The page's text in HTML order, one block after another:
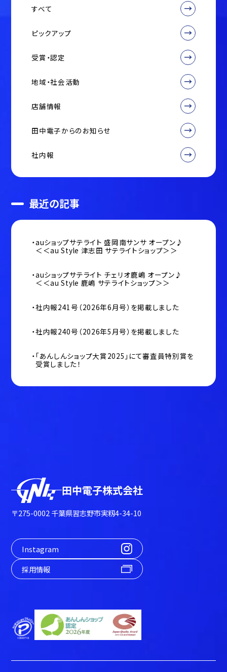
すべて
ピックアップ
受賞・認定
地域・社会活動
店舗情報
田中電子からのお知らせ
社内報
最近の記事
auショップサテライト 盛岡南サンサ オープン♪
＜＜au Style 津志田 サテライトショップ＞＞
auショップサテライト チェリオ鹿嶋 オープン♪
＜＜au Style 鹿嶋 サテライトショップ＞＞
社内報241号（2026年6月号）を掲載しました
社内報240号（2026年5月号）を掲載しました
「あんしんショップ大賞2025」にて審査員特別賞を
受賞しました！
田中電子株式会社
〒275-0002 千葉県習志野市実籾4-34-10
Instagram
採用情報